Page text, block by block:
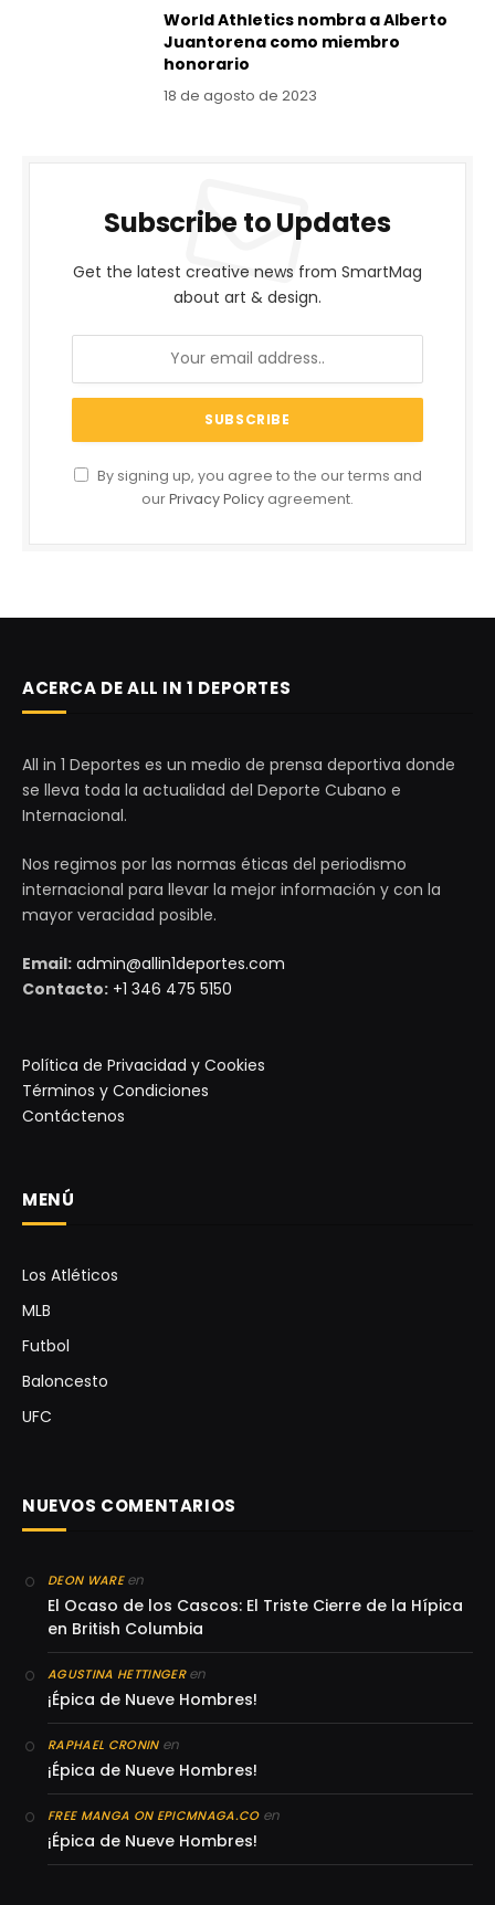
World Athletics nombra a Alberto
Juantorena como miembro
honorario
18 de agosto de 2023
Subscribe to Updates
Get the latest creative news from SmartMag
about art & design.
By signing up, you agree to the our terms and
ourPrivacy Policy agreement.
ACERCA DE ALL IN 1 DEPORTES
All in 1 Deportes es un medio de prensa deportiva donde
se lleva toda la actualidad del Deporte Cubano e
Internacional.
Nos regimos por las normas éticas del periodismo
internacional para llevar la mejor información y con la
mayor veracidad posible.
Email: admin@allin1deportes.com
Contacto: +1 346 475 5150
Política de Privacidad y Cookies
Términos y Condiciones
Contáctenos
MENÚ
Los Atléticos
MLB
Futbol
Baloncesto
UFC
NUEVOS COMENTARIOS
DEON WAREen
El Ocaso de los Cascos: El Triste Cierre de la Hípica
en British Columbia
AGUSTINA HETTINGERen
¡Épica de Nueve Hombres!
RAPHAEL CRONINen
¡Épica de Nueve Hombres!
FREE MANGA ON EPICMNAGA.COen
¡Épica de Nueve Hombres!